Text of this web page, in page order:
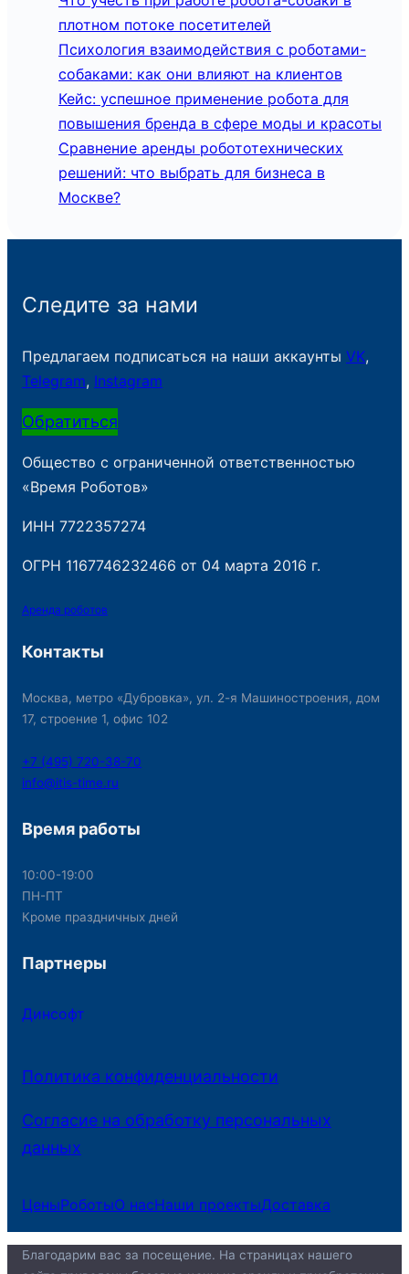
плотном потоке посетителей
Психология взаимодействия с роботами-
собаками: как они влияют на клиентов
Кейс: успешное применение робота для
повышения бренда в сфере моды и красоты
Сравнение аренды робототехнических
решений: что выбрать для бизнеса в
Москве?
Следите за нами
Предлагаем подписаться на наши аккаунты VK,
Telegram, Instagram
Обратиться
Общество с ограниченной ответственностью
«Время Роботов»
ИНН 7722357274
ОГРН 1167746232466 от 04 марта 2016 г.
Аренда роботов
Контакты
Москва, метро «Дубровка», ул. 2-я Машиностроения, дом
17, строение 1, офис 102
+7 (495) 720-38-70
info@itis-time.ru
Время работы
10:00-19:00
ПН-ПТ
Кроме праздничных дней
Партнеры
Динсофт
Политика конфиденциальности
Согласие на обработку персональных
данных
ЦеныРоботыО насНаши проектыДоставка
Благодарим вас за посещение. На страницах нашего